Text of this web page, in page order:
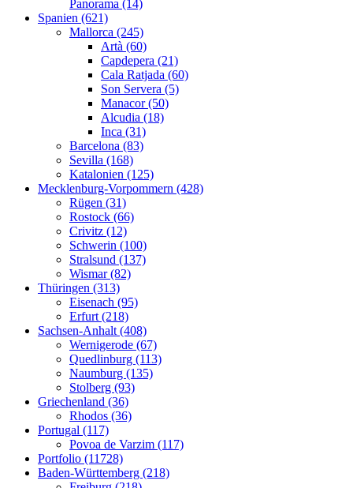
Panorama (14)
Spanien (621)
Mallorca (245)
Artà (60)
Capdepera (21)
Cala Ratjada (60)
Son Servera (5)
Manacor (50)
Alcudia (18)
Inca (31)
Barcelona (83)
Sevilla (168)
Katalonien (125)
Mecklenburg-Vorpommern (428)
Rügen (31)
Rostock (66)
Crivitz (12)
Schwerin (100)
Stralsund (137)
Wismar (82)
Thüringen (313)
Eisenach (95)
Erfurt (218)
Sachsen-Anhalt (408)
Wernigerode (67)
Quedlinburg (113)
Naumburg (135)
Stolberg (93)
Griechenland (36)
Rhodos (36)
Portugal (117)
Povoa de Varzim (117)
Portfolio (11728)
Baden-Württemberg (218)